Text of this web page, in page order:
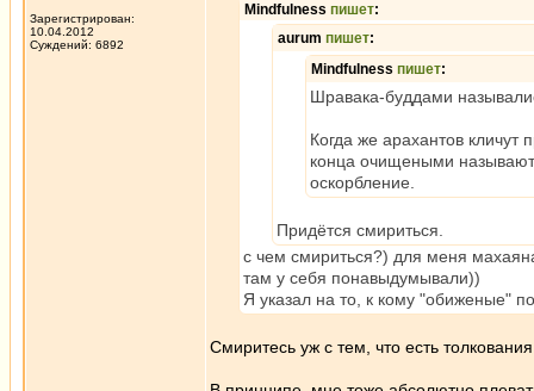
Зарегистрирован:
10.04.2012
Суждений: 6892
Mindfulness пишет:
aurum пишет:
Mindfulness пишет:
Шравака-буддами
Когда же арахантов
конца очищеными
оскорбление.
Придётся смириться.
с чем смириться?) для меня
там у себя понавыдумывали))
Я указал на то, к кому "обиженые"
Смиритесь уж с тем, что есть